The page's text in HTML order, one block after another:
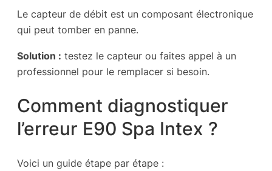
Le capteur de débit est un composant électronique
qui peut tomber en panne.
Solution : testez le capteur ou faites appel à un
professionnel pour le remplacer si besoin.
Comment diagnostiquer
l’erreur E90 Spa Intex ?
Voici un guide étape par étape :